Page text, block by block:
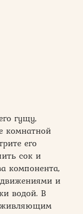
гущу,
комнатной
его
сок и
компонента,
и
водой. В